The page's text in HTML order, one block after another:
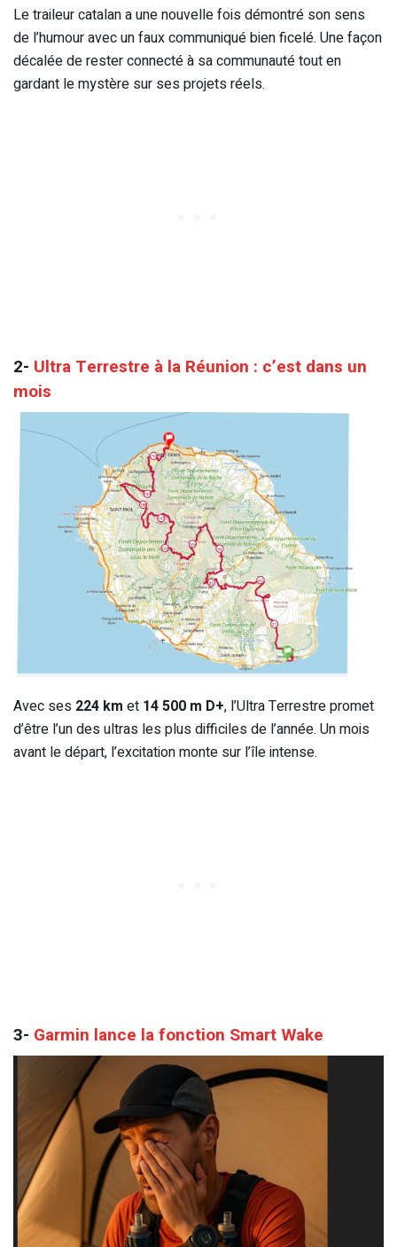
Le traileur catalan a une nouvelle fois démontré son sens
de l’humour avec un faux communiqué bien ficelé. Une façon
décalée de rester connecté à sa communauté tout en
gardant le mystère sur ses projets réels.
2- Ultra Terrestre à la Réunion : c’est dans un
mois
Avec ses 224 km et 14 500 m D+, l’Ultra Terrestre promet
d’être l’un des ultras les plus difficiles de l’année. Un mois
avant le départ, l’excitation monte sur l’île intense.
3- Garmin lance la fonction Smart Wake